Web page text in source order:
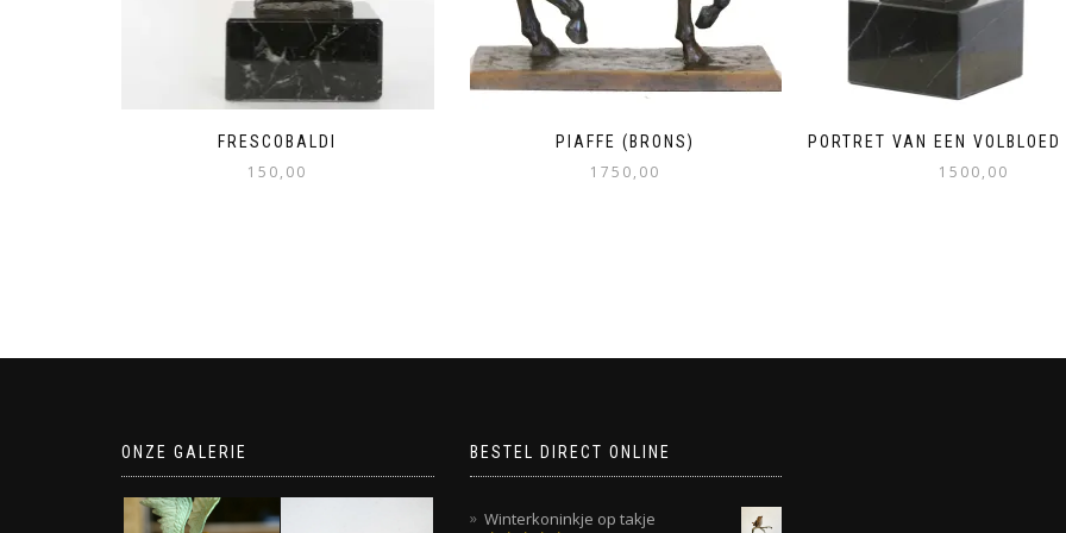
FRESCOBALDI
150,00
PIAFFE (BRONS)
1750,00
PORTRET VAN EEN VOLBLOED
1500,00
ONZE GALERIE BESTEL DIRECT ONLINE
Winterkoninkje op takje